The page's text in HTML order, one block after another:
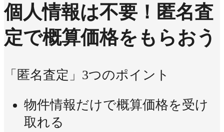
個人情報は不要！ 匿名査
定で概算価格をもらおう
「匿名査定」3つのポイント
物件情報だけで概算価格を受け
取れる